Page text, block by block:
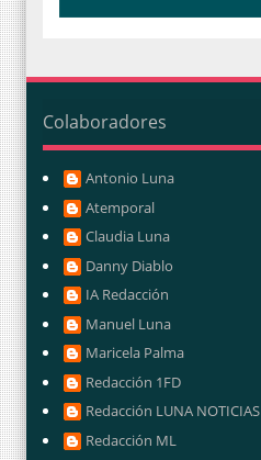
Colaboradores
Antonio Luna
Atemporal
Claudia Luna
Danny Diablo
IA Redacción
Manuel Luna
Maricela Palma
Redacción 1FD
Redacción LUNA NOTICIAS
Redacción ML